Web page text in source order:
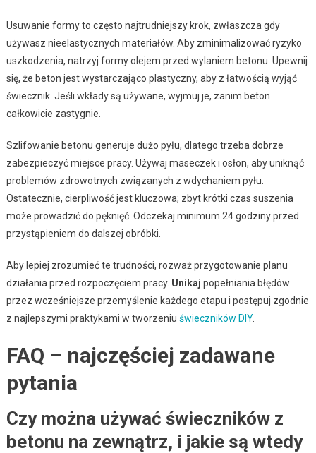
Usuwanie formy to często najtrudniejszy krok, zwłaszcza gdy
używasz nieelastycznych materiałów. Aby zminimalizować ryzyko
uszkodzenia, natrzyj formy olejem przed wylaniem betonu. Upewnij
się, że beton jest wystarczająco plastyczny, aby z łatwością wyjąć
świecznik. Jeśli wkłady są używane, wyjmuj je, zanim beton
całkowicie zastygnie.
Szlifowanie betonu generuje dużo pyłu, dlatego trzeba dobrze
zabezpieczyć miejsce pracy. Używaj maseczek i osłon, aby uniknąć
problemów zdrowotnych związanych z wdychaniem pyłu.
Ostatecznie, cierpliwość jest kluczowa; zbyt krótki czas suszenia
może prowadzić do pęknięć. Odczekaj minimum 24 godziny przed
przystąpieniem do dalszej obróbki.
Aby lepiej zrozumieć te trudności, rozważ przygotowanie planu
działania przed rozpoczęciem pracy. Unikaj popełniania błędów
przez wcześniejsze przemyślenie każdego etapu i postępuj zgodnie
z najlepszymi praktykami w tworzeniu świeczników DIY.
FAQ – najczęściej zadawane
pytania
Czy można używać świeczników z
betonu na zewnątrz, i jakie są wtedy